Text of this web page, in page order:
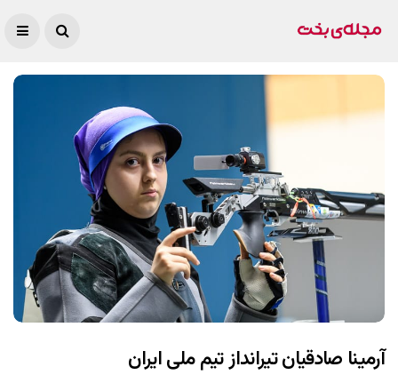
آرمینا صادقیان تیرانداز تیم ملی ایران